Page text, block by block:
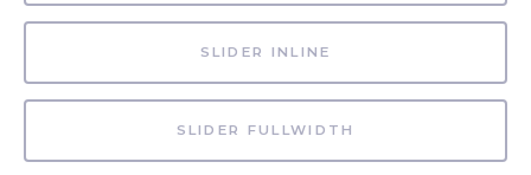
SLIDER INLINE
SLIDER FULLWIDTH